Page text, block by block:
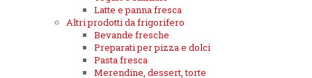
Latte e panna fresca
Altri prodotti da frigorifero
Bevande fresche
Preparati per pizza e dolci
Pasta fresca
Merendine, dessert, torte